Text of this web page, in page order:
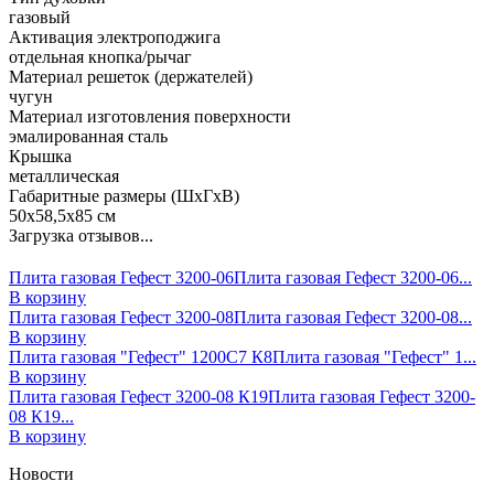
газовый
Активация электроподжига
отдельная кнопка/рычаг
Материал решеток (держателей)
чугун
Материал изготовления поверхности
эмалированная сталь
Крышка
металлическая
Габаритные размеры (ШхГхВ)
50х58,5х85 см
Загрузка отзывов...
Плита газовая Гефест 3200-06Плита газовая Гефест 3200-06...
В корзину
Плита газовая Гефест 3200-08Плита газовая Гефест 3200-08...
В корзину
Плита газовая "Гефест" 1200С7 К8Плита газовая "Гефест" 1...
В корзину
Плита газовая Гефест 3200-08 К19Плита газовая Гефест 3200-
08 К19...
В корзину
Новости